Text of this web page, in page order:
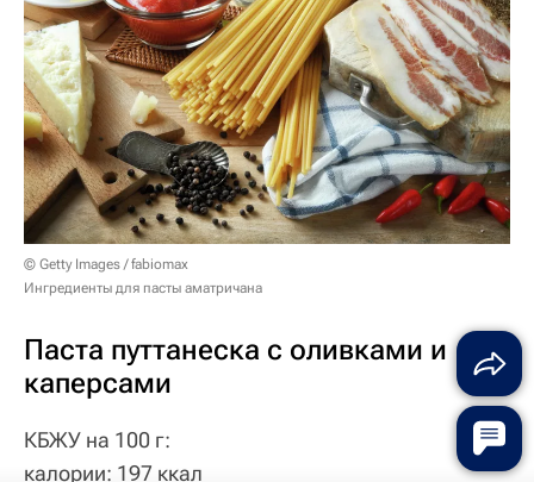
© Getty Images / fabiomax
Ингредиенты для пасты аматричана
Паста путтанеска с оливками и
каперсами
КБЖУ на 100 г:
калории: 197 ккал